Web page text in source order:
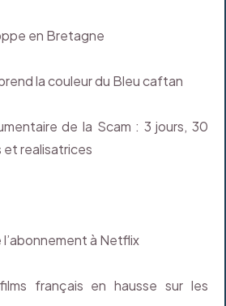
en Bretagne
la couleur du Bleu caftan
de la Scam : 3 jours, 30
et realisatrices
à Netflix
français en hausse sur les